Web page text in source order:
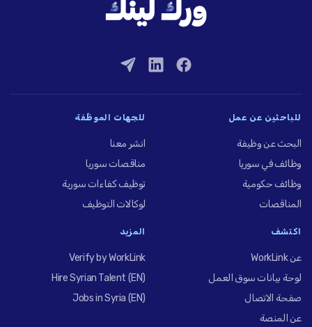
للباحثين عن عمل
البحث عن وظيفة
وظائف في سوريا
وظائف حكومية
المناقصات
للجهات الموظِّفة
انشر معنا
مناقصات سوريا
توظيف كفاءات سورية
لوكالات التوظيف
اكتشف
عن WorkLink
لوحة بيانات سوق العمل
صفحة الاتصال
عن المنصة
المزيد
Verify by WorkLink
Hire Syrian Talent (EN)
Jobs in Syria (EN)